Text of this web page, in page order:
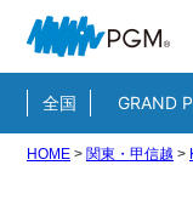
全国 GRAND
HOME > 関東・甲信越 >